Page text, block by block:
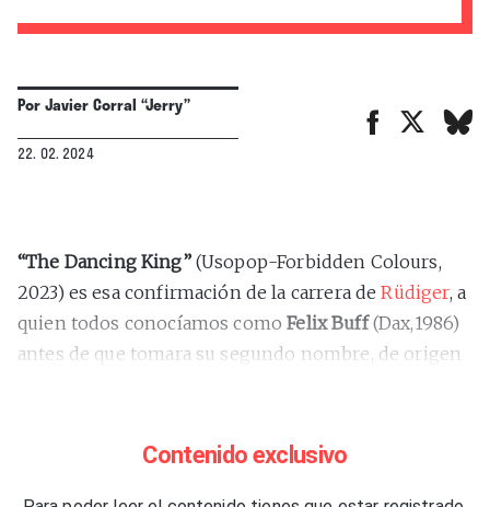
PorJavier Corral “Jerry”
22. 02. 2024
“The Dancing King”(Usopop-Forbidden Colours,
2023) es esa confirmación de la carrera deRüdiger, a
quien todos conocíamos comoFelix Buff(Dax,1986)
antes de que tomara su segundo nombre, de origen
willis drummond podría haber sido intuido a nada
Contenido exclusivo